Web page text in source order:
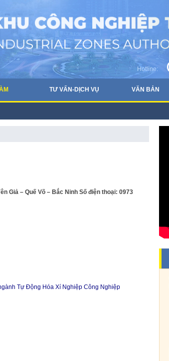
Hotline:
TƯ VẤN-DỊCH VỤ VĂN BẢN
Giả – Quế Võ – Bắc Ninh Số điện thoại: 0973
Tự Động Hóa Xí Nghiệp Công Nghiệp